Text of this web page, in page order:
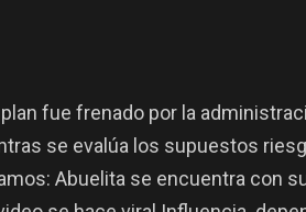
fue frenado por la
se evalúa los supuestos
Abuelita se encuentra con